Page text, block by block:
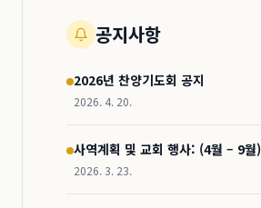
공지사항
2026년 찬양기도회 공지
2026. 4. 20.
사역계획 및 교회 행사: (4월 – 9월)
2026. 3. 23.